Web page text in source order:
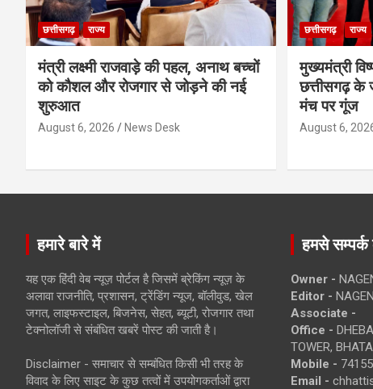
छत्तीसगढ़ राज्य
मंत्री लक्ष्मी राजवाड़े की पहल, अनाथ बच्चों
को कौशल और रोजगार से जोड़ने की नई
शुरुआत
August 6, 2026 News Desk
छत्तीसगढ़ राज्य
मुख्यमंत्री
छत्तीसगढ़ के
मंच पर गूंज
August 6,
हमारे बारे में
यह एक हिंदी वेब न्यूज़ पोर्टल है जिसमें ब्रेकिंग न्यूज़ के
अलावा राजनीति, प्रशासन, ट्रेंडिंग न्यूज, बॉलीवुड, खेल
जगत, लाइफस्टाइल, बिजनेस, सेहत, ब्यूटी, रोजगार तथा
टेक्नोलॉजी से संबंधित खबरें पोस्ट की जाती है।
Disclaimer - समाचार से सम्बंधित किसी भी तरह के
विवाद के लिए साइट के कुछ तत्वों में उपयोगकर्ताओं द्वारा
हमसे
Owner -
Editor -
Associate -
Office -
TOWER,
Mobile -
Email -